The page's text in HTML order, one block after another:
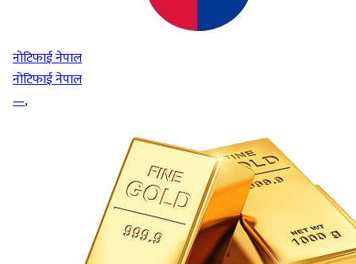
नोटिफाई नेपाल
नोटिफाई नेपाल
—,